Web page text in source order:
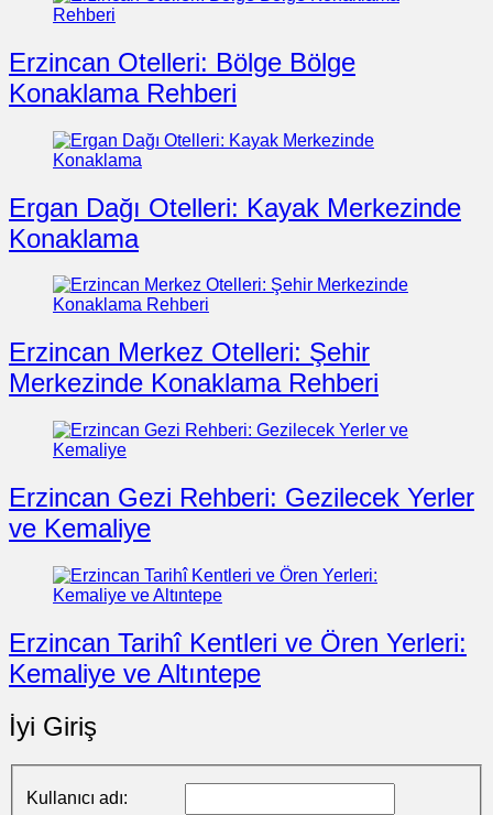
Erzincan Otelleri: Bölge Bölge
Konaklama Rehberi
Ergan Dağı Otelleri: Kayak Merkezinde
Konaklama
Erzincan Merkez Otelleri: Şehir
Merkezinde Konaklama Rehberi
Erzincan Gezi Rehberi: Gezilecek Yerler
ve Kemaliye
Erzincan Tarihî Kentleri ve Ören Yerleri:
Kemaliye ve Altıntepe
İyi Giriş
Kullanıcı adı: